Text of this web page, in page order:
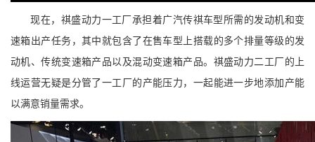
现在，祺盛动力一工厂承担着广汽传祺车型所需的发动机和变
速箱出产任务，其中就包含了在售车型上搭载的多个排量等级的发
动机、传统变速箱产品以及混动变速箱产品。祺盛动力二工厂的上
线运营无疑是分管了一工厂的产能压力，一起能进一步地添加产能
以满意销量需求。